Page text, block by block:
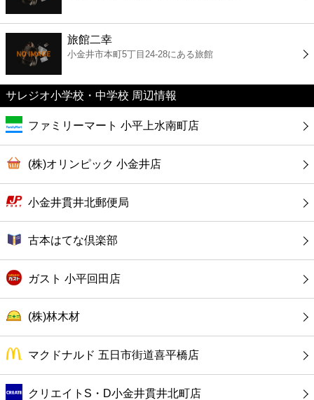
ファーストフード
カフェ
ショッピング
銀行
公共
旅館二幸
小金井市本町5丁目24-28にある旅館
サレジオ小学校・中学校 周辺情報
ファミリーマート 小平上水南町店
(株)オリンピック 小金井店
小金井貫井北郵便局
古本はてな倶楽部
ガスト 小平回田店
(株)林木材
マクドナルド 五日市街道喜平橋店
クリエイトS・D小金井貫井北町店